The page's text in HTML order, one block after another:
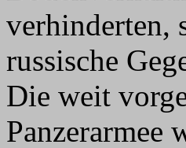
verhinderten,
russische
Die weit
Panzerarmee